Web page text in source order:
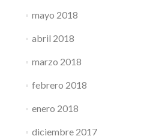
mayo 2018
abril 2018
marzo 2018
febrero 2018
enero 2018
diciembre 2017